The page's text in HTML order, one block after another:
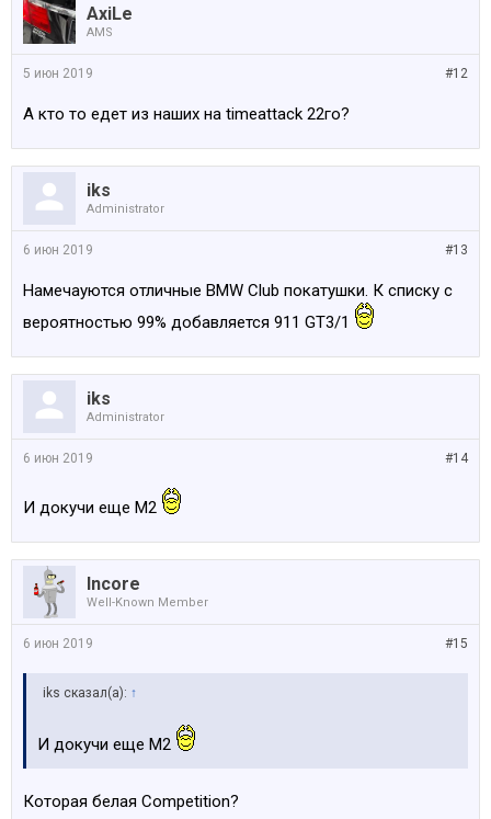
AxiLe
AMS
#12
5 июн 2019
А кто то едет из наших на timeattack 22го?
iks
Administrator
#13
6 июн 2019
Намечауются отличные BMW Club покатушки. К списку с
вероятностью 99% добавляется 911 GT3/1
iks
Administrator
#14
6 июн 2019
И докучи еще М2
Incore
Well-Known Member
#15
6 июн 2019
iks сказал(а): ↑
И докучи еще М2
Которая белая Competition?